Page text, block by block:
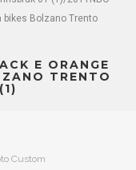
bikes Bolzano Trento
E ORANGE
TRENTO
Custom